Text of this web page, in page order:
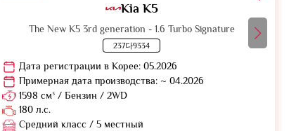
Kia K5
The New K5 3rd generation - 1.6 Turbo Signature
237다9334
Дата регистрации в Корее: 05.2026
Примерная дата производства: ~ 04.2026
1598 см³ / Бензин / 2WD
180 л.с.
Средний класс / 5 местный